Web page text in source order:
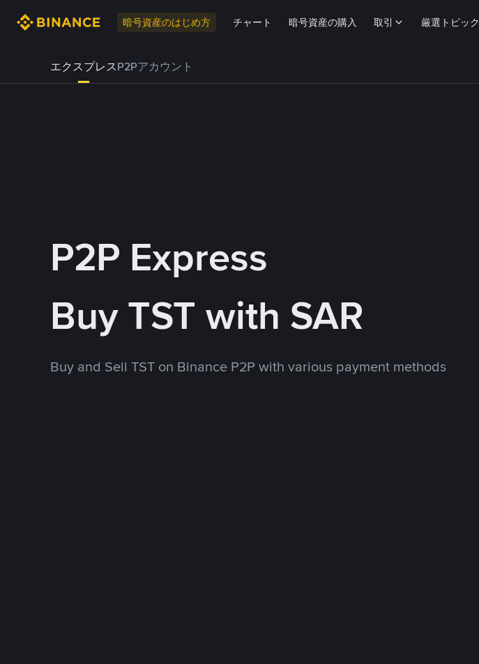
暗号資産のはじめ方 チャート 暗号資産の購入 取引 厳選トピック
エクスプレスP2Pアカウント
P2P Express
Buy TST with SAR
Buy and Sell TST on Binance P2P with various payment methods